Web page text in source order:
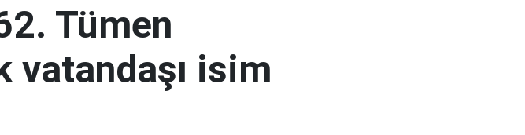
Tümen
vatandaşı isim